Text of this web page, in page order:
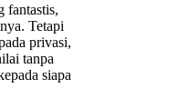
fantastis,
Tetapi
privasi,
tanpa
siapa